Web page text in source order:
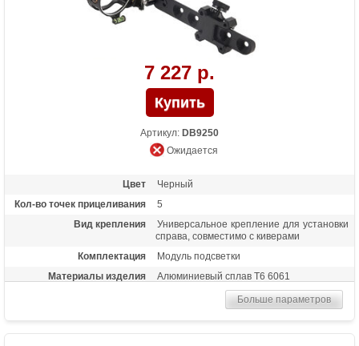
7 227 р.
Артикул: DB9250
Ожидается
Цвет
Черный
Кол-во точек прицеливания
5
Вид крепления
Универсальное крепление для установки
справа, совместимо с киверами
Комплектация
Модуль подсветки
Материалы изделия
Алюминиевый сплав Т6 6061
Яркие удлиненные метки из оптоволокна
толщиной 0.019 дюйма, пузырьковый и
3D уровень Retina Lock, регулировка по 3
осям (горизонт и вертикаль
Больше параметров